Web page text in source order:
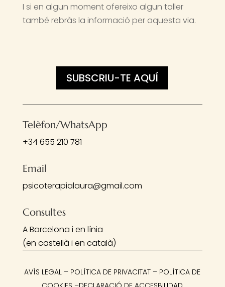
I si en algun moment ofereixo algun taller
també rebràs la informació per aquesta via.
SUBSCRIU-TE AQUÍ
Telèfon/WhatsApp
+34 655 210 781
Email
psicoterapialaura@gmail.com
Consultes
A Barcelona i en línia
(en castellà i en català)
AVÍS LEGAL – POLÍTICA DE PRIVACITAT – POLÍTICA DE